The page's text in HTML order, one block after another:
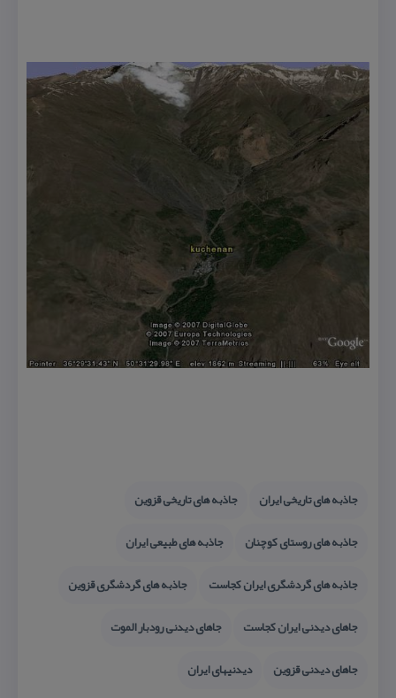
جاذبه های تاریخی ایران
جاذبه های تاریخی قزوین
جاذبه های روستای كوچنان
جاذبه های طبیعی ایران
جاذبه های گردشگری ایران كجاست
جاذبه های گردشگری قزوین
جاهای دیدنی ایران كجاست
جاهای دیدنی رودبار الموت
جاهای دیدنی قزوین
دیدنیهای ایران